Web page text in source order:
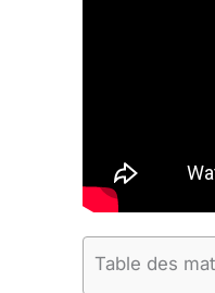
Table des